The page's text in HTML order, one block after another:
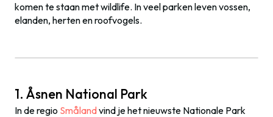
komen te staan met wildlife. In veel parken leven vossen,
elanden, herten en roofvogels.
1. Åsnen National Park
In de regio Smålandvind je het nieuwste Nationale Park